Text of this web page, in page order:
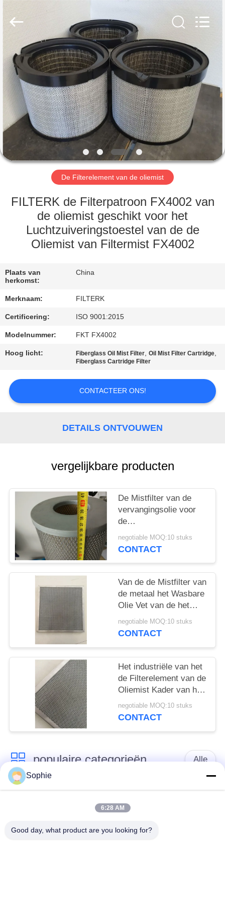
THUIS
PRODUCTEN
VR-
SHOW
OVER
FABRIEKSTOCHT
KWALITEITSCONTROLE
NEEM
CONTACT
OP
GEVALLEN
PRIVACY
POLICY
Filtration
Equipment
Co.,Ltd.
Rights
Reserved.
De Filterelement van de oliemist
FILTERK de Filterpatroon FX4002 van
de oliemist geschikt voor het
Luchtzuiveringstoestel van de de
Oliemist van Filtermist FX4002
Plaats van
herkomst:
China
Merknaam: FILTERK
Certificering: ISO 9001:2015
Modelnummer: FKT FX4002
Hoog licht: Fiberglass Oil Mist Filter,Oil Mist Filter Cartridge,
Fiberglass Cartridge Filter
CONTACTEER ONS!
DETAILS ONTVOUWEN
vergelijkbare producten
De Mistfilter van de
vervangingsolie voor
de
Centrifugaalcompressor
Models0904008
negotiable MOQ:10 stuks
CONTACT
Van de de Mistfilter van
de metaal het Wasbare
Olie Vet van de het
Elementenlucht voor
het Koken van
negotiable MOQ:10 stuks
CONTACT
Het industriële van het
de Filterelement van de
Oliemist Kader van het
Vochtigheidsroestvrije
negotiable MOQ:10 stuks
CONTACT
populaire categorieën Alle
Het Element van de
De Filterelement van
de oliemist
Het hydraulische
Sophie
6:28 AM
Good day, what product are you looking for?